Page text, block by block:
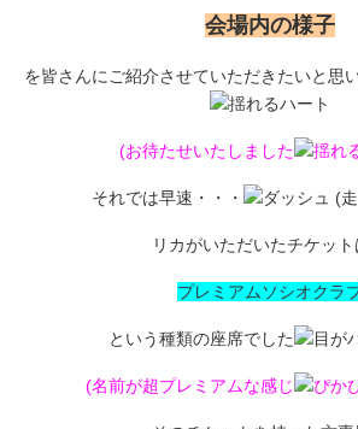
会場内の様子
を皆さんにご紹介させていただきたいと思
(お待たせいたしました
それでは早速・・・
リカがいただいたチケット
プレミアムソシオクラ
という種類の座席でした
(名前が超プレミアムな感じ